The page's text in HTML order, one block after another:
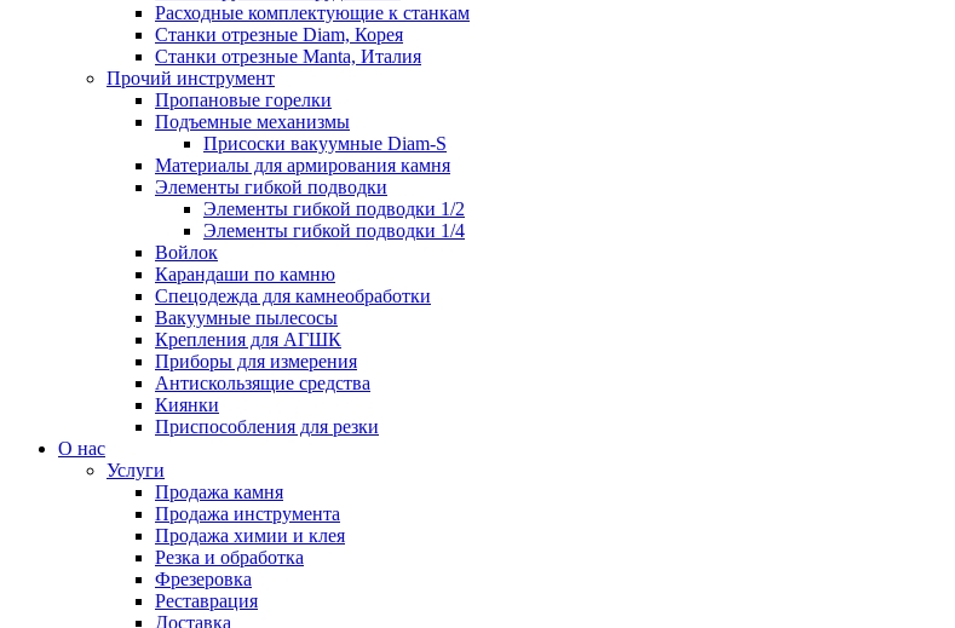
Расходные комплектующие к станкам
Станки отрезные Diam, Корея
Станки отрезные Manta, Италия
Прочий инструмент
Пропановые горелки
Подъeмные механизмы
Присоски вакуумные Diam-S
Материалы для армирования камня
Элементы гибкой подводки
Элементы гибкой подводки 1/2
Элементы гибкой подводки 1/4
Войлок
Карандаши по камню
Спецодежда для камнеобработки
Вакуумные пылесосы
Крепления для АГШК
Приборы для измерения
Антискользящие средства
Киянки
Приспособления для резки
О нас
Услуги
Продажа камня
Продажа инструмента
Продажа химии и клея
Резка и обработка
Фрезеровка
Реставрация
Доставка